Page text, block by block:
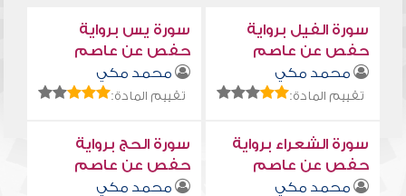
سورة الفيل برواية
حفص عن عاصم
محمد مكي
تقييم المادة:
سورة يس برواية
حفص عن عاصم
محمد مكي
تقييم المادة:
سورة الشعراء برواية
حفص عن عاصم
محمد مكي
سورة الحج برواية
حفص عن عاصم
محمد مكي